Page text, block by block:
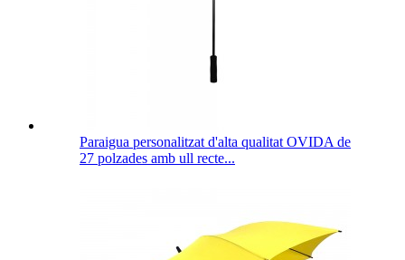
Paraigua personalitzat d'alta qualitat OVIDA de
27 polzades amb ull recte...